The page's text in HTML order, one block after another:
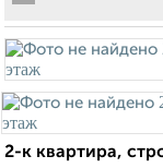
2-к квартира,